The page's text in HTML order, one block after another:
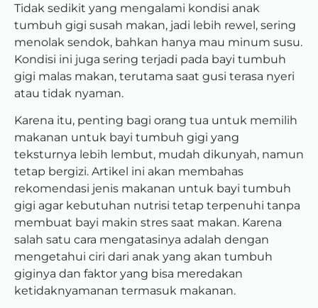
Tidak sedikit yang mengalami kondisi anak
tumbuh gigi susah makan, jadi lebih rewel, sering
menolak sendok, bahkan hanya mau minum susu.
Kondisi ini juga sering terjadi pada bayi tumbuh
gigi malas makan, terutama saat gusi terasa nyeri
atau tidak nyaman.
Karena itu, penting bagi orang tua untuk memilih
makanan untuk bayi tumbuh gigi yang
teksturnya lebih lembut, mudah dikunyah, namun
tetap bergizi. Artikel ini akan membahas
rekomendasi jenis makanan untuk bayi tumbuh
gigi agar kebutuhan nutrisi tetap terpenuhi tanpa
membuat bayi makin stres saat makan. Karena
salah satu cara mengatasinya adalah dengan
mengetahui ciri dari anak yang akan tumbuh
giginya dan faktor yang bisa meredakan
ketidaknyamanan termasuk makanan.